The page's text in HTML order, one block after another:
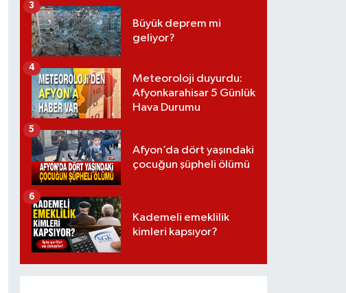
Büyük deprem mi
geliyor?
3
Meteoroloji duyurdu:
Afyonkarahisar 5 Günlük
Hava Durumu
4
Afyon’da dört yaşındaki
çocuğun şüpheli ölümü
5
Kademeli emeklilik
kimleri kapsıyor?
6